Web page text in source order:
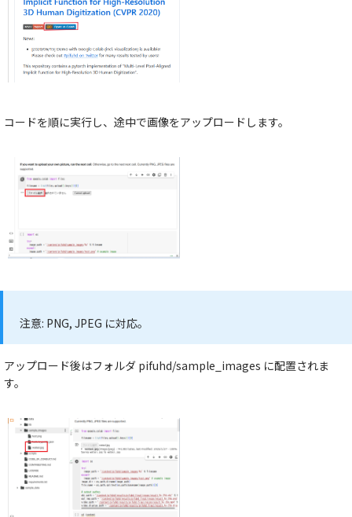
コードを順に実行し、途中で画像をアップロードします。
注意: PNG, JPEG に対応。
アップロード後はフォルダ pifuhd/sample_images に配置されま
す。